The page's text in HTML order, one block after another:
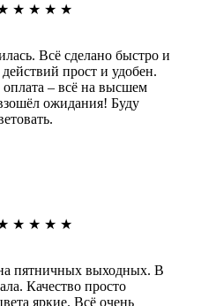
★ ★ ★ ★
Всё сделано быстро и
прост и удобен.
– всё на высшем
ожидания! Буду
★ ★ ★ ★
пятничных выходных. В
Качество просто
яркие. Всё очень